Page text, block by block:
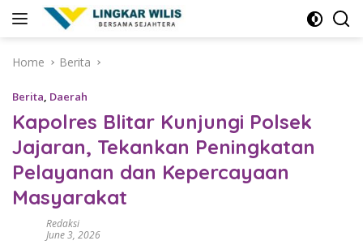
Home
Berita
Berita, Daerah
Kapolres Blitar Kunjungi Polsek
Jajaran, Tekankan Peningkatan
Pelayanan dan Kepercayaan
Masyarakat
Redaksi
June 3, 2026